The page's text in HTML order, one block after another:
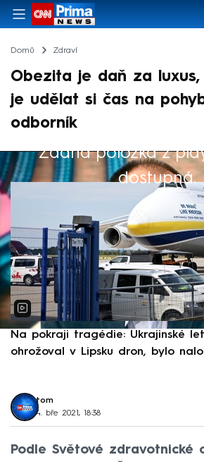
Domů Zdraví
Obezita je daň za
je udělat si čas na
odborník
Žádná položka z
dostupná.
Výběr redakce
Na pokraji tragédie: Ukrajinské
ohrožoval v Lipsku dron, bylo
tom
4. bře 2021, 18:38
Podle Světové zdravotnické